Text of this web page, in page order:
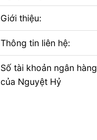
Giới thiệu:
Thông tin liên hệ:
Số tài khoản ngân hàng
của Nguyệt Hỷ